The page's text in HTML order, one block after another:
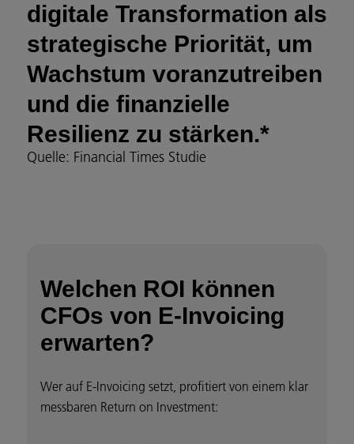
digitale Transformation als
strategische Priorität, um
Wachstum voranzutreiben
und die finanzielle
Resilienz zu stärken.*
Quelle: Financial Times Studie
Welchen ROI können
CFOs von E-Invoicing
erwarten?
Wer auf E-Invoicing setzt, profitiert von einem klar
messbaren Return on Investment: